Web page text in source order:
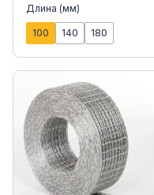
Длина (мм)
100 140 180